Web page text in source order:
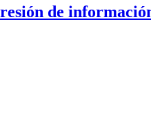
de